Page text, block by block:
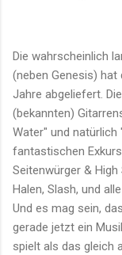
Die wahrscheinlich
(neben Genesis)
Jahre abgeliefert. Die
(bekannten)
Water" und natürlich
fantastischen
Seitenwürger & High
Halen, Slash, und
Und es mag sein,
gerade jetzt ein
spielt als das gleich